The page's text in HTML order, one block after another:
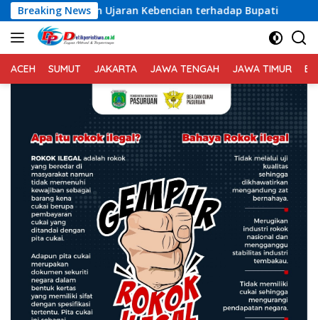
Langsung
ke
konten
Breaking News
Ujaran Kebencian terhadap Bupati Distanbun
ACEH SUMUT JAKARTA JAWA TENGAH JAWA TIMUR